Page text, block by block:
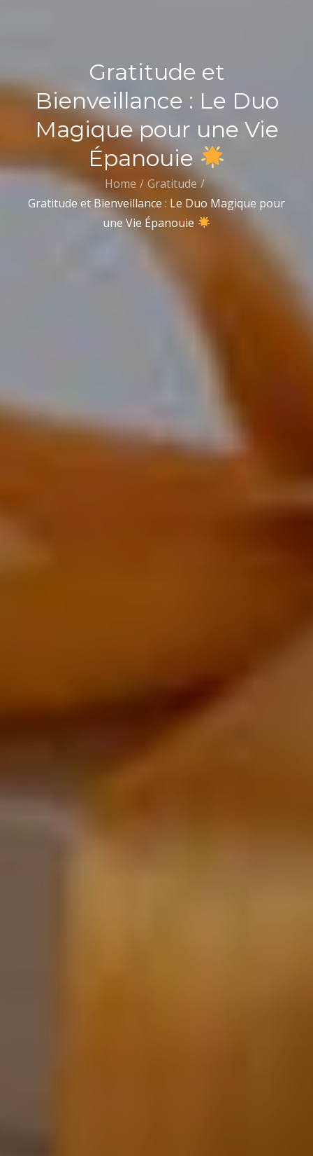
Gratitude et
Bienveillance : Le Duo
Magique pour une Vie
Épanouie
Home
Gratitude
Gratitude et Bienveillance : Le Duo Magique pour
une Vie Épanouie